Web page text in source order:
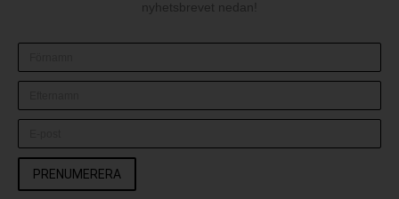
nyhetsbrevet nedan!
PRENUMERERA